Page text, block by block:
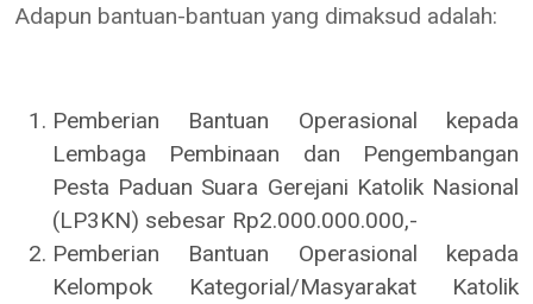
Adapun bantuan-bantuan yang dimaksud adalah:
Pemberian Bantuan Operasional kepada
Lembaga Pembinaan dan Pengembangan
Pesta Paduan Suara Gerejani Katolik Nasional
(LP3KN) sebesar Rp2.000.000.000,-
Pemberian Bantuan Operasional kepada
Kelompok Kategorial/Masyarakat Katolik